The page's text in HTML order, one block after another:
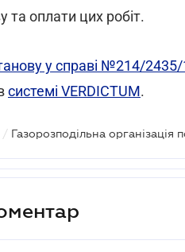
та оплати цих робіт.
у справі №214/
системі VERDICTUM.
/ Газорозподільна організація